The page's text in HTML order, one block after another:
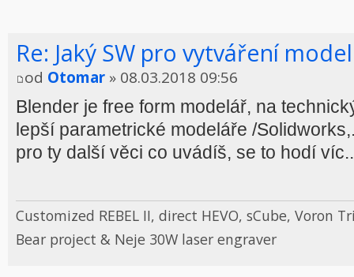
Re: Jaký SW pro vytváření
od Otomar » 08.03.2018 09:56
Blender je free form modelář, na
lepší parametrické modeláře /
pro ty další věci co uvádíš, se to hodí
Customized REBEL II, direct HEVO, sCube, Voron
Bear project & Neje 30W laser engraver